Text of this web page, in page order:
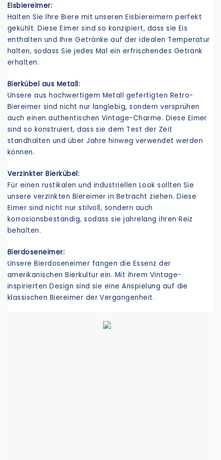
Eisbiereimer:
Halten Sie Ihre Biere mit unseren Eisbiereimern perfekt
gekühlt. Diese Eimer sind so konzipiert, dass sie Eis
enthalten und Ihre Getränke auf der idealen Temperatur
halten, sodass Sie jedes Mal ein erfrischendes Getränk
erhalten.
Bierkübel aus Metall:
Unsere aus hochwertigem Metall gefertigten Retro-
Biereimer sind nicht nur langlebig, sondern versprühen
auch einen authentischen Vintage-Charme. Diese Eimer
sind so konstruiert, dass sie dem Test der Zeit
standhalten und über Jahre hinweg verwendet werden
können.
Verzinkter Bierkübel:
Für einen rustikalen und industriellen Look sollten Sie
unsere verzinkten Biereimer in Betracht ziehen. Diese
Eimer sind nicht nur stilvoll, sondern auch
korrosionsbeständig, sodass sie jahrelang ihren Reiz
behalten.
Bierdoseneimer:
Unsere Bierdoseneimer fangen die Essenz der
amerikanischen Bierkultur ein. Mit ihrem Vintage-
inspirierten Design sind sie eine Anspielung auf die
klassischen Biereimer der Vergangenheit.